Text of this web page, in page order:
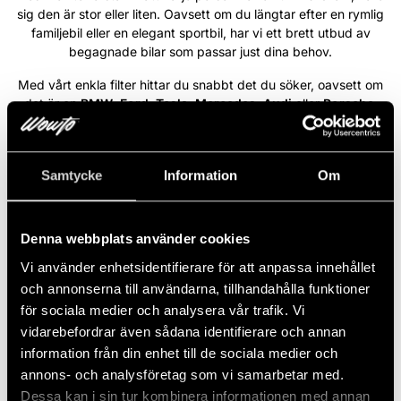
Samtycke Information Om
Denna webbplats använder cookies
Vi använder enhetsidentifierare för att anpassa innehållet
och annonserna till användarna, tillhandahålla funktioner
för sociala medier och analysera vår trafik. Vi
vidarebefordrar även sådana identifierare och annan
information från din enhet till de sociala medier och
annons- och analysföretag som vi samarbetar med.
Dessa kan i sin tur kombinera informationen med annan
sig den är stor eller liten. Oavsett om du längtar efter en rymlig
familjebil eller en elegant sportbil, har vi ett brett utbud av
begagnade bilar som passar just dina behov.
Med vårt enkla filter hittar du snabbt det du söker, oavsett om
det är enBMW,Ford,Tesla,Mercedes,AudiellerPorsche.
Varje bil i vårt sortiment är ett steg närmare din bildröm. På
Wowto är vi engagerade i att förverkliga din dröm – vi ser varje
bildröm till en del av din vardag.
NYINKOMMEN
Volvo XC90 B5 235HK AWD R-
Design Pro Ed /B&W/Pano/360/7-
sits
2022 Automat Diesel 8 960 Mil 235 HK Fyrhjulsdriven
6 767 kr/mån